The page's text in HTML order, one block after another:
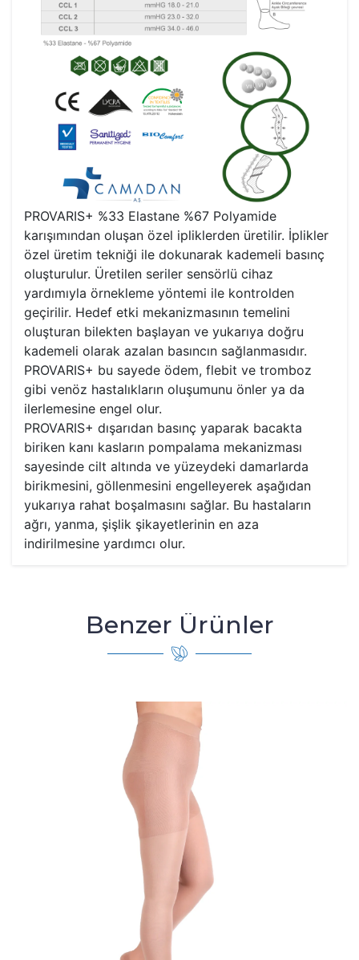
PROVARIS+ %33 Elastane %67 Polyamide
karışımından oluşan özel ipliklerden üretilir. İplikler
özel üretim tekniği ile dokunarak kademeli basınç
oluşturulur. Üretilen seriler sensörlü cihaz
yardımıyla örnekleme yöntemi ile kontrolden
geçirilir. Hedef etki mekanizmasının temelini
oluşturan bilekten başlayan ve yukarıya doğru
kademeli olarak azalan basıncın sağlanmasıdır.
PROVARIS+ bu sayede ödem, flebit ve tromboz
gibi venöz hastalıkların oluşumunu önler ya da
ilerlemesine engel olur.
PROVARIS+ dışarıdan basınç yaparak bacakta
biriken kanı kasların pompalama mekanizması
sayesinde cilt altında ve yüzeydeki damarlarda
birikmesini, göllenmesini engelleyerek aşağıdan
yukarıya rahat boşalmasını sağlar. Bu hastaların
ağrı, yanma, şişlik şikayetlerinin en aza
indirilmesine yardımcı olur.
Benzer Ürünler